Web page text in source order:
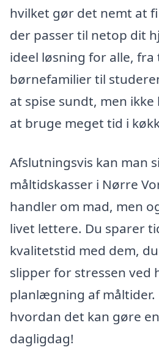
hvilket gør det nemt at
der passer til netop dit
ideel løsning for alle, fra
børnefamilier til
at spise sundt, men
at bruge meget tid i
Afslutningsvis kan man
måltidskasser i Nørre
handler om mad, men
livet lettere. Du sparer
kvalitetstid med dem,
slipper for stressen ved
planlægning af måltider.
hvordan det kan gøre
dagligdag!